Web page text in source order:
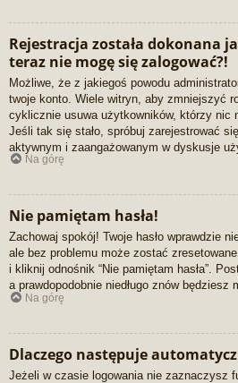
Rejestracja została dokonana
teraz nie mogę się zalogować?!
Możliwe, że z jakiegoś powodu
twoje konto. Wiele witryn, aby zmniejszyć
cyklicznie usuwa użytkowników, którzy nic
Jeśli tak się stało, spróbuj zarejestrować
aktywnym i zaangażowanym w dyskusje
Na górę
Nie pamiętam hasła!
Zachowaj spokój! Twoje hasło wprawdzie
ale bez problemu może zostać
i kliknij odnośnik “Nie pamiętam hasła”.
a prawdopodobnie niedługo znów będziesz
Na górę
Dlaczego następuje
Jeżeli w czasie logowania nie zaznaczysz